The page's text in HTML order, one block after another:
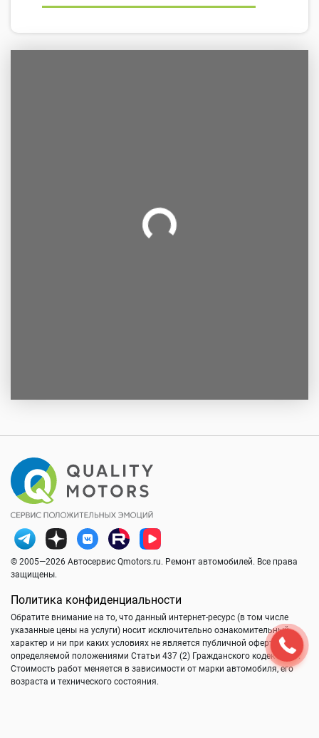
© 2005—2026 Автосервис Qmotors.ru. Ремонт автомобилей. Все права
защищены.
Политика конфиденциальности
Обратите внимание на то, что данный интернет-ресурс (в том числе
указанные цены на услуги) носит исключительно ознакомительный
характер и ни при каких условиях не является публичной офертой,
определяемой положениями Статьи 437 (2) Гражданского кодекса РФ.
Стоимость работ меняется в зависимости от марки автомобиля, его
возраста и технического состояния.